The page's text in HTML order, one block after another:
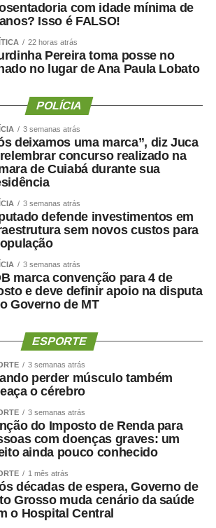
está localizado na Rua Alberto
apresentem documento oficial com foto
durante o atendimento.
Messenger
LinkedIn
com idade mínima de
Isso é FALSO!
22 horas atrás
Pereira toma posse no
no lugar de Ana Paula Lobato
POLÍCIA
3 semanas atrás
deixamos uma marca”, diz Juca
concurso realizado na
de Cuiabá durante sua
3 semanas atrás
defende investimentos em
sem novos custos para
3 semanas atrás
marca convenção para 4 de
e deve definir apoio na disputa
Governo de MT
ESPORTE
3 semanas atrás
perder músculo também
o cérebro
3 semanas atrás
do Imposto de Renda para
com doenças graves: um
ainda pouco conhecido
1 mês atrás
décadas de espera, Governo de
Grosso muda cenário da saúde
o Hospital Central